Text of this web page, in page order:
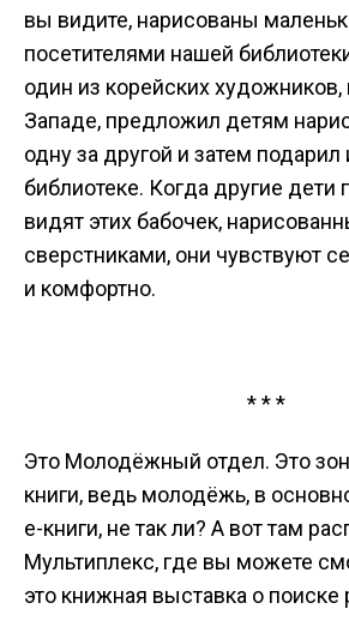
вы видите, нарисованы
посетителями нашей
один из корейских художников,
Западе, предложил детям
одну за другой и затем
библиотеке. Когда другие дети
видят этих бабочек,
сверстниками, они чувствуют
и комфортно.
* * *
Это Молодёжный отдел. Это
книги, ведь молодёжь, в
е-книги, не так ли? А вот там
Мультиплекс, где вы можете
это книжная выставка о поиске